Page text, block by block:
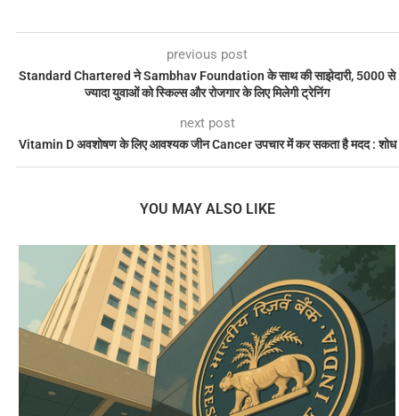
previous post
Standard Chartered ने Sambhav Foundation के साथ की साझेदारी, 5000 से
ज्यादा युवाओं को स्किल्स और रोजगार के लिए मिलेगी ट्रेनिंग
next post
Vitamin D अवशोषण के लिए आवश्यक जीन Cancer उपचार में कर सकता है मदद : शोध
YOU MAY ALSO LIKE